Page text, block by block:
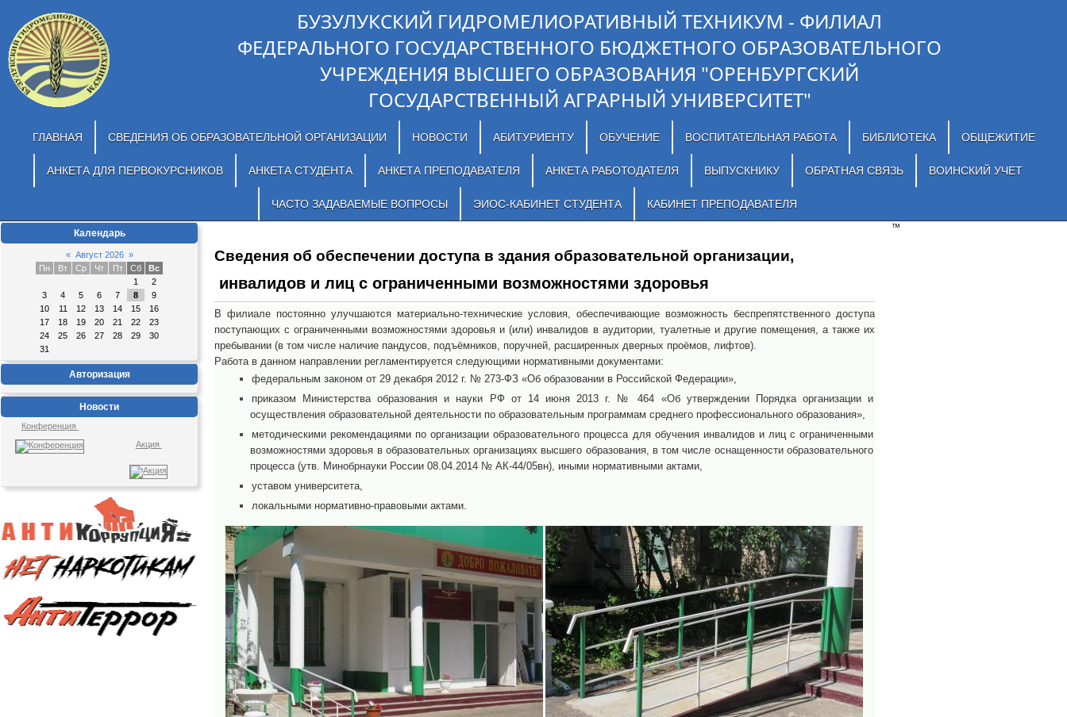
БУЗУЛУКСКИЙ ГИДРОМЕЛИОРАТИВНЫЙ ТЕХНИКУМ - ФИЛИАЛ
ФЕДЕРАЛЬНОГО ГОСУДАРСТВЕННОГО БЮДЖЕТНОГО ОБРАЗОВАТЕЛЬНОГО
УЧРЕЖДЕНИЯ ВЫСШЕГО ОБРАЗОВАНИЯ "ОРЕНБУРГСКИЙ
ГОСУДАРСТВЕННЫЙ АГРАРНЫЙ УНИВЕРСИТЕТ"
ГЛАВНАЯ СВЕДЕНИЯ ОБ ОБРАЗОВАТЕЛЬНОЙ ОРГАНИЗАЦИИ НОВОСТИ АБИТУРИЕНТУ ОБУЧЕНИЕ ВОСПИТАТЕЛЬНАЯ РАБОТА БИБЛИОТЕКА ОБЩЕЖИТИЕ
АНКЕТА ДЛЯ ПЕРВОКУРСНИКОВ АНКЕТА СТУДЕНТА АНКЕТА ПРЕПОДАВАТЕЛЯ АНКЕТА РАБОТОДАТЕЛЯ ВЫПУСКНИКУ ОБРАТНАЯ СВЯЗЬ ВОИНСКИЙ УЧЕТ
ЧАСТО ЗАДАВАЕМЫЕ ВОПРОСЫ ЭИОС-КАБИНЕТ СТУДЕНТА КАБИНЕТ ПРЕПОДАВАТЕЛЯ
Календарь
« Август 2026 »
Пн
Вт Ср Чт Пт Сб
Вс
1
2
3
4 5 6 7 8
9
10
11 12 13 14 15
16
17
18 19 20 21 22
23
24
25 26 27 28 29
30
31
Авторизация
Новости
Конференция
Акция
Сведения об обеспечении доступа в здания образовательной организации,
инвалидов и лиц с ограниченными возможностями здоровья
В филиале постоянно улучшаются материально-технические условия, обеспечивающие возможность беспрепятственного доступа
поступающих с ограниченными возможностями здоровья и (или) инвалидов в аудитории, туалетные и другие помещения, а также их
пребывании (в том числе наличие пандусов, подъёмников, поручней, расширенных дверных проёмов, лифтов).
Работа в данном направлении регламентируется следующими нормативными документами:
федеральным законом от 29 декабря 2012 г. № 273-ФЗ «Об образовании в Российской Федерации»,
приказом Министерства образования и науки РФ от 14 июня 2013 г. № 464 «Об утверждении Порядка организации и
осуществления образовательной деятельности по образовательным программам среднего профессионального образования»,
методическими рекомендациями по организации образовательного процесса для обучения инвалидов и лиц с ограниченными
возможностями здоровья в образовательных организациях высшего образования, в том числе оснащенности образовательного
процесса (утв. Минобрнауки России 08.04.2014 № АК-44/05вн), иными нормативными актами,
уставом университета,
локальными нормативно-правовыми актами.
™